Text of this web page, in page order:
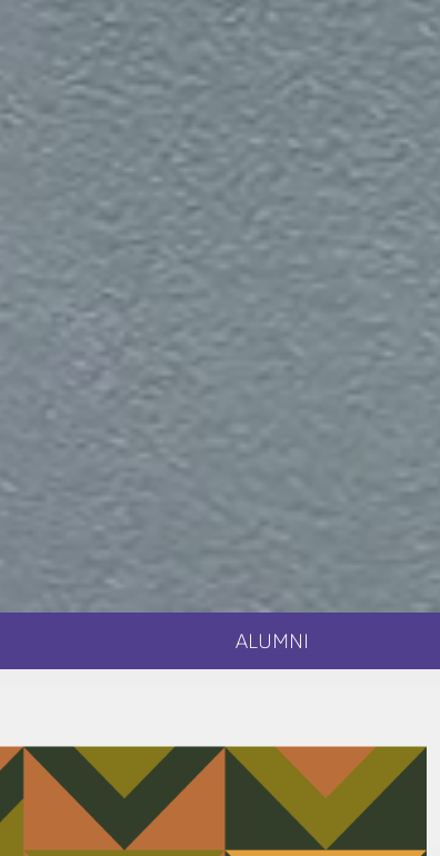
ALUMNI